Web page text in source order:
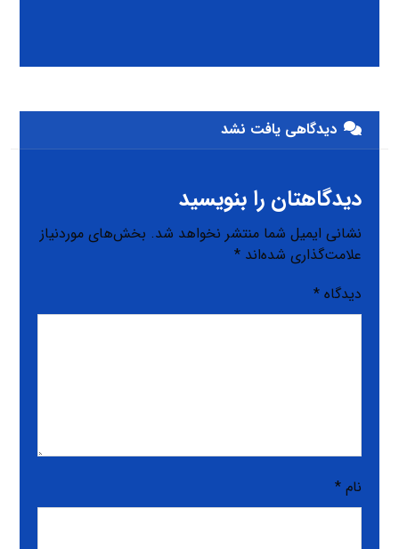
دیدگاهی یافت نشد
دیدگاهتان را بنویسید
نشانی ایمیل شما منتشر نخواهد شد. بخش‌های موردنیاز
علامت‌گذاری شده‌اند*
دیدگاه*
نام*